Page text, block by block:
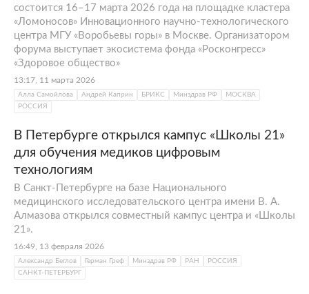
состоится 16–17 марта 2026 года на площадке кластера
«Ломоносов» Инновационного научно-технологического
центра МГУ «Воробьевы горы» в Москве. Организатором
форума выступает экосистема фонда «Росконгресс»
«Здоровое общество»
13:17, 11 марта 2026
Алла Самойлова Андрей Каприн БРИКС Минздрав РФ
МОСКВА
РОССИЯ
В Петербурге открылся кампус «Школы 21»
для обучения медиков цифровым
технологиям
В Санкт-Петербурге на базе Национального
медицинского исследовательского центра имени В. А.
Алмазова открылся совместный кампус центра и «Школы
21».
16:49, 13 февраля 2026
Александр Беглов Герман Греф Минздрав РФ РАН
РОССИЯ
САНКТ-ПЕТЕРБУРГ